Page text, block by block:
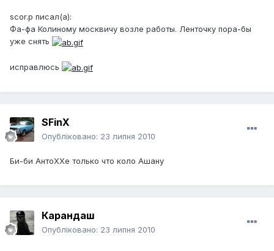
scor.p писал(а):
Фа-фа Колиному москвичу возле работы. Ленточку пора-бы
уже снять
исправлюсь
SFinX
Опубліковано: 23 липня 2010
Би-би АнтоХХе только что коло Ашану
Карандаш
Опубліковано: 23 липня 2010